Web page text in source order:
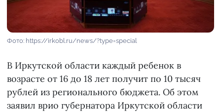
Фото: https://irkobl.ru/news/?type=special
В Иркутской области каждый ребенок в
возрасте от 16 до 18 лет получит по 10 тысяч
рублей из регионального бюджета. Об этом
заявил врио губернатора Иркутской области